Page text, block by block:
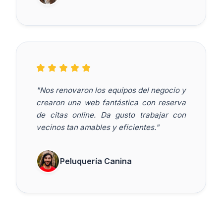
"Nos renovaron los equipos del negocio y
crearon una web fantástica con reserva
de citas online. Da gusto trabajar con
vecinos tan amables y eficientes."
Peluquería Canina